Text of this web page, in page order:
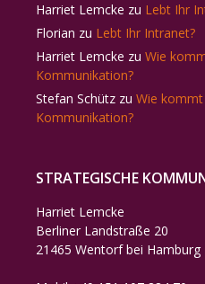
Harriet Lemcke zu Lebt Ihr
Florian zu Lebt Ihr Intranet?
Harriet Lemcke zu Wie
Kommunikation?
Stefan Schütz zu Wie
Kommunikation?
STRATEGISCHE
Harriet Lemcke
Berliner Landstraße 20
21465 Wentorf bei Hamburg